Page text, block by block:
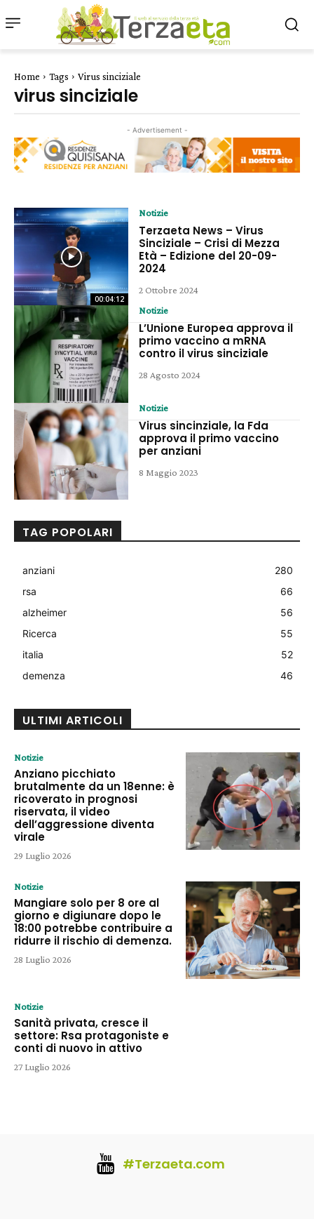
Home Tags Virus sinciziale
virus sinciziale
- Advertisement -
00:04:12
Notizie
Terzaeta News – Virus
Sinciziale – Crisi di Mezza
Età – Edizione del 20-09-
2024
2 Ottobre 2024
Notizie
L’Unione Europea approva il
primo vaccino a mRNA
contro il virus sinciziale
28 Agosto 2024
Notizie
Virus sincinziale, la Fda
approva il primo vaccino
per anziani
8 Maggio 2023
TAG POPOLARI
anziani
280
rsa
66
alzheimer
56
Ricerca
55
italia
52
demenza
46
ULTIMI ARTICOLI
Notizie
Anziano picchiato
brutalmente da un 18enne: è
ricoverato in prognosi
riservata, il video
dell’aggressione diventa
virale
29 Luglio 2026
Notizie
Mangiare solo per 8 ore al
giorno e digiunare dopo le
18:00 potrebbe contribuire a
ridurre il rischio di demenza.
28 Luglio 2026
Notizie
Sanità privata, cresce il
settore: Rsa protagoniste e
conti di nuovo in attivo
27 Luglio 2026
#Terzaeta.com